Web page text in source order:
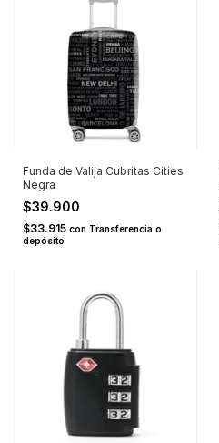
Funda de Valija Cubritas Cities
Negra
$39.900
$33.915 con Transferencia o
depósito